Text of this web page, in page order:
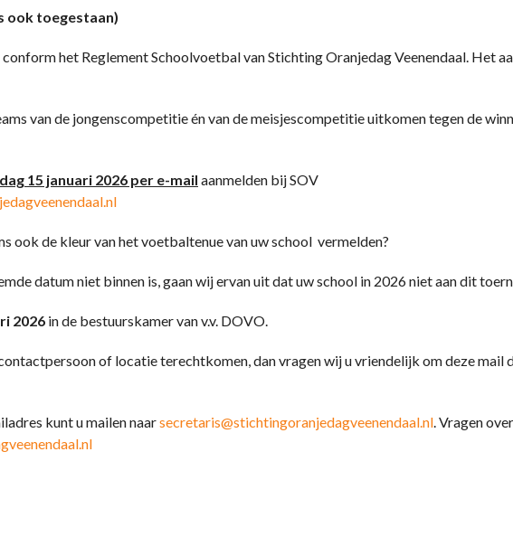
ook toegestaan)
het Reglement Schoolvoetbal van Stichting Oranjedag Veenendaal. Het
van de jongenscompetitie én van de meisjescompetitie uitkomen tegen de
15 januari 2026 per e-mail aanmelden bij SOV
ook de kleur van het voetbaltenue van uw school vermelden?
datum niet binnen is, gaan wij ervan uit dat uw school in 2026 niet aan dit
2026 in de bestuurskamer van v.v. DOVO.
of locatie terechtkomen, dan vragen wij u vriendelijk om deze mail
kunt u mailen naarsecretaris@stichtingoranjedagveenendaal.nl . Vragen